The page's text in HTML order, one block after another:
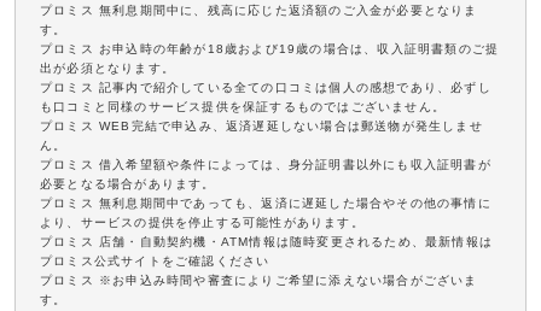
プロミス 無利息期間中に、残高に応じた返済額のご入金が必要となりま
す。
プロミス お申込時の年齢が18歳および19歳の場合は、収入証明書類のご提
出が必須となります。
プロミス 記事内で紹介している全ての口コミは個人の感想であり、必ずし
も口コミと同様のサービス提供を保証するものではございません。
プロミス WEB完結で申込み、返済遅延しない場合は郵送物が発生しませ
ん。
プロミス 借入希望額や条件によっては、身分証明書以外にも収入証明書が
必要となる場合があります。
プロミス 無利息期間中であっても、返済に遅延した場合やその他の事情に
より、サービスの提供を停止する可能性があります。
プロミス 店舗・自動契約機・ATM情報は随時変更されるため、最新情報は
プロミス公式サイトをご確認ください
プロミス ※お申込み時間や審査によりご希望に添えない場合がございま
す。